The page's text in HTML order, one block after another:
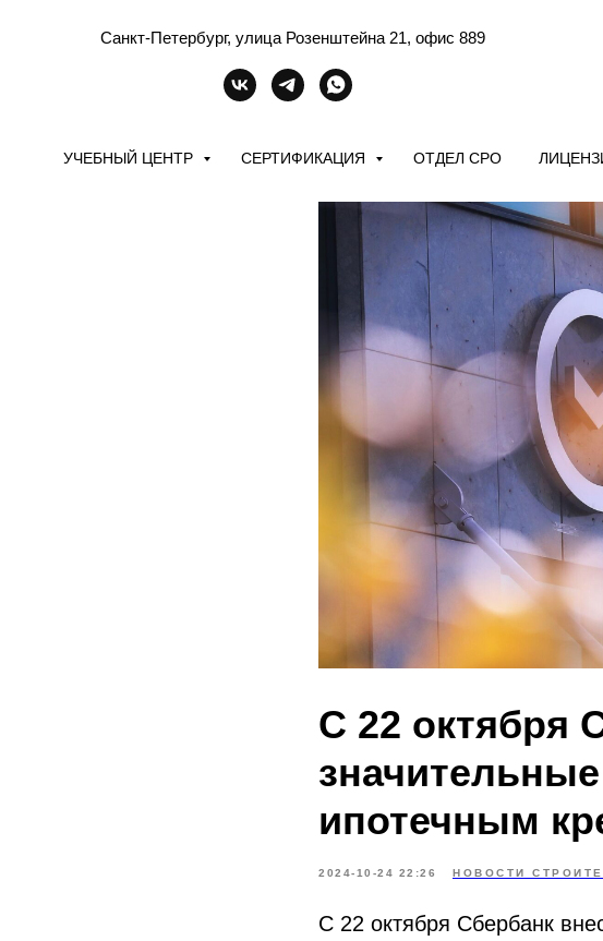
Санкт-Петербург, улица Розенштейна 21, офис 889
УЧЕБНЫЙ ЦЕНТР СЕРТИФИКАЦИЯ ОТДЕЛ СРО
С 22 октября
ипотечным
2024-10-24 22:26 НОВОСТИ
С 22 октября Сбербанк